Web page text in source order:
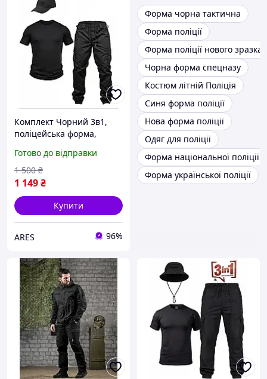
Комплект Чорний 3в1,
поліцейська форма,
літня форма поліція
Готово до відправки
1 149₴
1 500 ₴
Купити
ARES 96%
Форма чорна тактична
Форма поліції
Форма поліції нового зразка
Чорна форма спецназу
Костюм літній Поліція
Синя форма поліції
Нова форма поліції
Одяг для поліції
Форма національної поліції
Форма української поліції